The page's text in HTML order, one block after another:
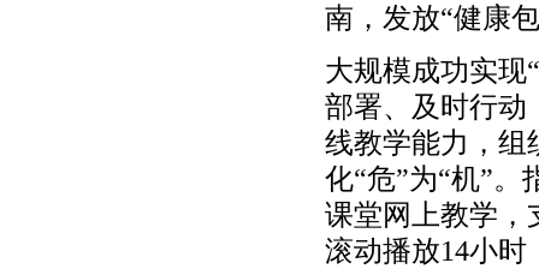
南，发放“健康
大规模成功实现
部署、及时行动
线教学能力，组
化“危”为“机”
课堂网上教学，
滚动播放14小时